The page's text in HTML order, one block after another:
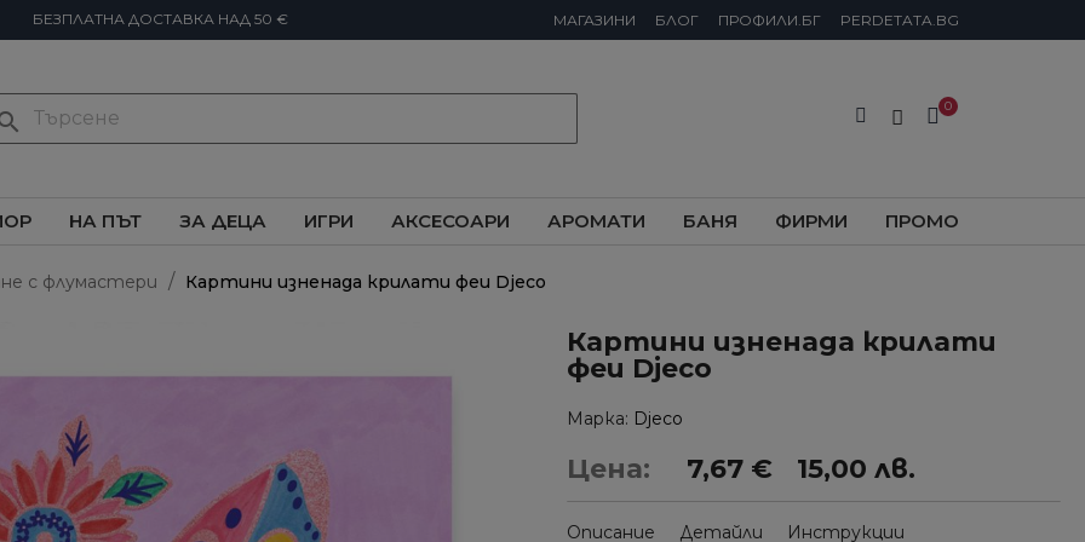
БЕЗПЛАТНА ДОСТАВКА НАД 50 € МАГАЗИНИ БЛОГ ПРОФИЛИ.БГ PERDETATA.BG
НА ПЪТ ЗА ДЕЦА ИГРИ АКСЕСОАРИ АРОМАТИ БАНЯ ФИРМИ ПРОМО
с флумастери Картини изненада крилати феи Djeco
Картини изненада крилати
феи Djeco
Марка Djeco
Цена: 7,67 € 15,00 лв.
Описание Детайли Инструкции